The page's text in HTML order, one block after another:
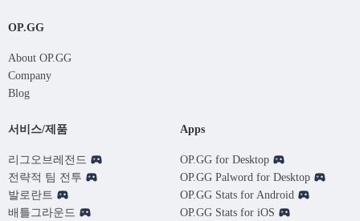
OP.GG
About OP.GG
Company
Blog
서비스/제품
리그오브레전드
전략적 팀 전투
발로란트
배틀그라운드
Apps
OP.GG for Desktop
OP.GG Palword for Desktop
OP.GG Stats for Android
OP.GG Stats for iOS